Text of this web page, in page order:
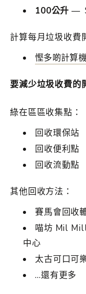
100公升 —
計算每月垃圾收費
慳多啲計算
要減少垃圾收費的
綠在區區收集點：
回收環保站
回收便利點
回收流動點
其他回收方法：
賽馬會回收
喵坊 Mil
中心
太古可口可
…還有更多